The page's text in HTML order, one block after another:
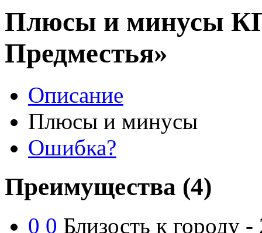
Плюсы и минусы
Предместья»
Описание
Плюсы и минусы
Ошибка?
Преимущества (4)
0 0 Близость к городу